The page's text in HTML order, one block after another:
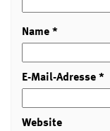
Name*
E-Mail-Adresse*
Website